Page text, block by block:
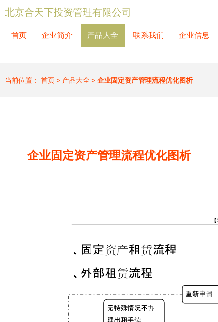
北京合天下投资管理有限公司
首页 企业简介 产品大全 联系我们 企业信息
当前位置： 首页 > 产品大全 > 企业固定资产管理流程优化图析
企业固定资产管理流程优化图析